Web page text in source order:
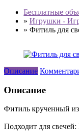
Бесплатные
» Игрушки -
» Фитиль для
Описание
Описание
Фитиль крученный
Подходит для